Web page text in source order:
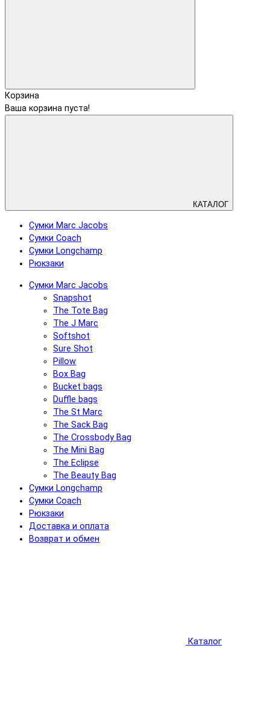
Корзина
Ваша корзина пуста!
КАТАЛОГ
Сумки Marc Jacobs
Сумки Coach
Сумки Longchamp
Рюкзаки
Сумки Marc Jacobs
Snapshot
The Tote Bag
The J Marc
Softshot
Sure Shot
Pillow
Box Bag
Bucket bags
Duffle bags
The St Marc
The Sack Bag
The Crossbody Bag
The Mini Bag
The Eclipse
The Beauty Bag
Сумки Longchamp
Сумки Coach
Рюкзаки
Доставка и оплата
Возврат и обмен
Каталог